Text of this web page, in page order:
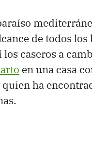
de todos
caseros a
en una casa
quien ha